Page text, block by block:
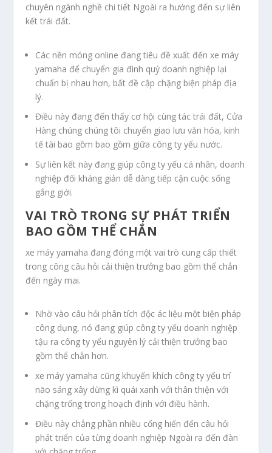
chuyên ngành nghề chi tiết Ngoài ra hướng đến sự liên
kết trái đất.
Các nền móng online đang tiêu đề xuất đến xe máy
yamaha để chuyển gia đình quý doanh nghiệp lại
chuẩn bị nhau hơn, bất đề cập chặng biện pháp địa
lý.
Điều này đang đến thấy cơ hội cùng tác trái đất, Cửa
Hàng chúng chúng tôi chuyển giao lưu văn hóa, kinh
tế tài bao gồm bao gồm giữa công ty yếu nước.
Sự liên kết này đang giúp công ty yếu cá nhân, doanh
nghiệp đối kháng giản dễ dàng tiếp cận cuộc sống
gắng giới.
VAI TRÒ TRONG SỰ PHÁT TRIỂN
BAO GỒM THỂ CHẮN
xe máy yamaha đang đóng một vai trò cung cấp thiết
trong công câu hỏi cải thiện trưởng bao gồm thể chắn
đến ngày mai.
Nhờ vào câu hỏi phân tích độc ác liệu một biện pháp
công dụng, nó đang giúp công ty yếu doanh nghiệp
tậu ra công ty yếu nguyên lý cải thiện trưởng bao
gồm thể chắn hơn.
xe máy yamaha cũng khuyến khích công ty yếu trí
não sáng xây dừng kì quái xanh với thân thiện với
chặng trống trong hoạch định với điều hành.
Điều này chẳng phần nhiều cống hiến đến câu hỏi
phát triển của từng doanh nghiệp Ngoài ra đến đàn